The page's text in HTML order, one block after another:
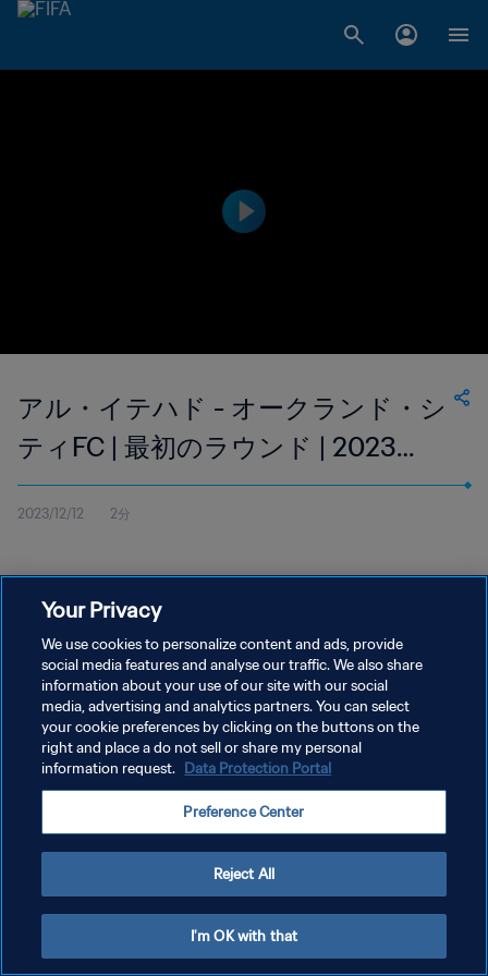
アル・イテハド - オークランド・シ
ティFC | 最初のラウンド | 2023
FIFAクラブワールドカップ サウジ
アラビア | ハイライト
2023/12/12 2分
プライバシーポリシー
サービス利用規約
クッキー設定の管理
Copyright © 1994 - 2026 FIFA. All rights reserved.
Your Privacy
We use cookies to personalize content and ads, provide
social media features and analyse our traffic. We also share
information about your use of our site with our social
media, advertising and analytics partners. You can select
your cookie preferences by clicking on the buttons on the
right and place a do not sell or share my personal
information request. Data Protection Portal
Preference Center
Reject All
I'm OK with that